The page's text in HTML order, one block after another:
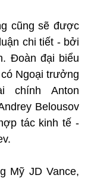
cũng sẽ được
chi tiết - bởi
Đoàn đại biểu
Ngoại trưởng
chính Anton
Belousov
tác kinh tế -
Mỹ JD Vance,